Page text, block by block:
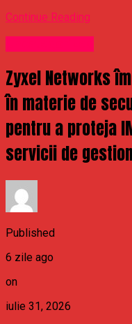
Continue Reading
Zyxel Networks
în materie de
pentru a proteja
servicii de
Published
6 zile ago
on
iulie 31, 2026